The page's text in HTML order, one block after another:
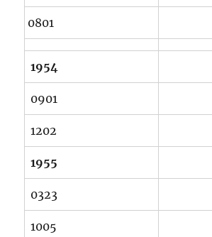
0801
1954
0901
1202
1955
0323
1005